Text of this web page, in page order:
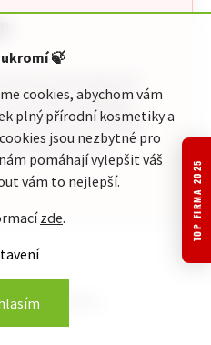
🍃
cookies, abychom vám
plný přírodní kosmetiky a
jsou nezbytné pro
pomáhají vylepšit váš
vám to nejlepší.
zde.
nabídkou
celou naši nabídku
kategorií podle
TOP FIRMA 2025
práva vyhrazena.